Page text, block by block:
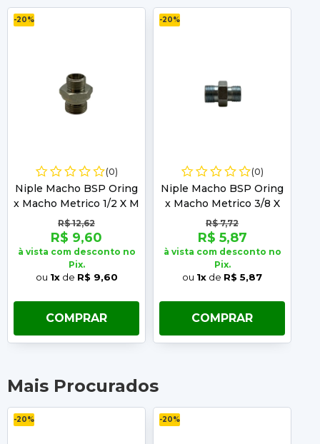
-20%
(0)
Niple Macho BSP Oring
x Macho Metrico 1/2 X M
18 T-12
R$ 12,62
R$ 9,60
à vista com desconto no
Pix.
ou 1xde R$ 9,60
COMPRAR
-20%
(0)
Niple Macho BSP Oring
x Macho Metrico 3/8 X
M 18 T-12
R$ 7,72
R$ 5,87
à vista com desconto no
Pix.
ou 1x de R$ 5,87
COMPRAR
Mais Procurados
-20% -20%